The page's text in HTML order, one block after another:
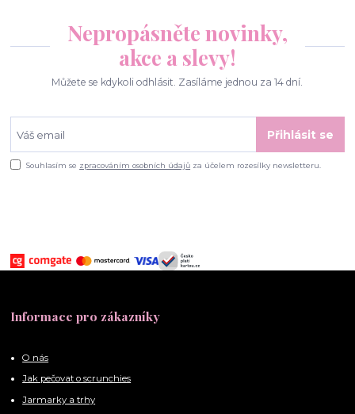
Nepropásněte novinky,
akce a slevy!
Můžete se kdykoli odhlásit. Zasíláme jednou za 14 dní.
Přihlásit se
Souhlasím se zpracováním osobních údajů za účelem rozesílky newsletteru.
Informace pro zákazníky
O nás
Jak pečovat o scrunchies
Jarmarky a trhy